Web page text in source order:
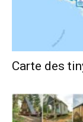
Carte des